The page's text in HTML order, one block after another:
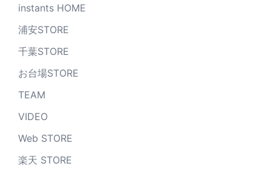
instants HOME
浦安STORE
千葉STORE
お台場STORE
TEAM
VIDEO
Web STORE
楽天 STORE